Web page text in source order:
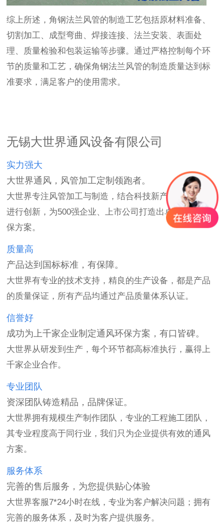
综上所述，角钢法兰风管的制造工艺包括原材料准备、
切割加工、成型弯曲、焊接连接、法兰安装、表面处
理、质量检验和包装运输等步骤。通过严格控制每个环
节的质量和工艺，确保角钢法兰风管的制造质量达到标
准要求，满足客户的使用需求。
无锡大世界通风设备有限公司
实力强大
大世界通风，风管加工定制领跑者。
大世界专注风管加工与制造，结合科技新产品通风设备
进行创新，为500强企业、上市公司打造出卓越的通风环
保方案。
质量高
产品达到国标标准，有保障。
大世界有专业的技术支持，精良的生产设备，都是产品
的质量保证，所有产品均通过产品质量体系认证。
信誉好
成功为上千家企业制定通风环保方案，有口皆碑。
大世界从研发到生产，每个环节都高标准执行，赢得上
千家企业合作。
专业团队
资深团队铸造精品，品牌保证。
大世界拥有规模生产制作团队，专业的工程施工团队，
其专业程度高于同行业，我们只为企业提供有效的通风
方案。
服务体系
完善的售后服务，为您提供贴心体验
大世界客服7*24小时在线，专业为客户解决问题；拥有
完善的服务体系，及时为客户提供服务。